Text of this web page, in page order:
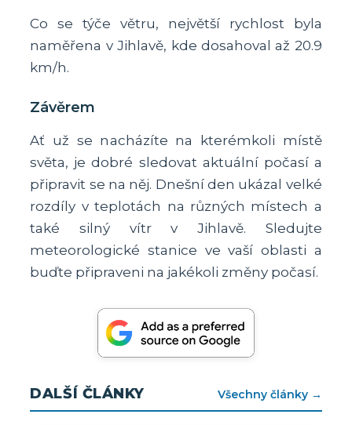
Co se týče větru, největší rychlost byla
naměřena v Jihlavě, kde dosahoval až 20.9
km/h.
Závěrem
Ať už se nacházíte na kterémkoli místě
světa, je dobré sledovat aktuální počasí a
připravit se na něj. Dnešní den ukázal velké
rozdíly v teplotách na různých místech a
také silný vítr v Jihlavě. Sledujte
meteorologické stanice ve vaší oblasti a
buďte připraveni na jakékoli změny počasí.
DALŠÍ ČLÁNKY Všechny články →